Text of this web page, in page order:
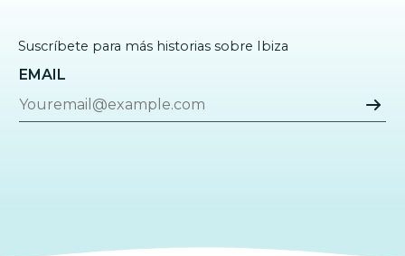
Suscríbete para más historias sobre Ibiza
EMAIL